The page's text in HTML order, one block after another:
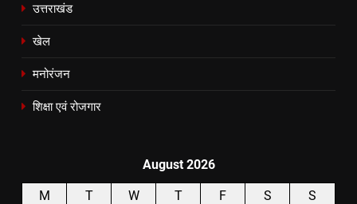
उत्तराखंड
खेल
मनोरंजन
शिक्षा एवं रोजगार
August 2026
M T W T F S
S